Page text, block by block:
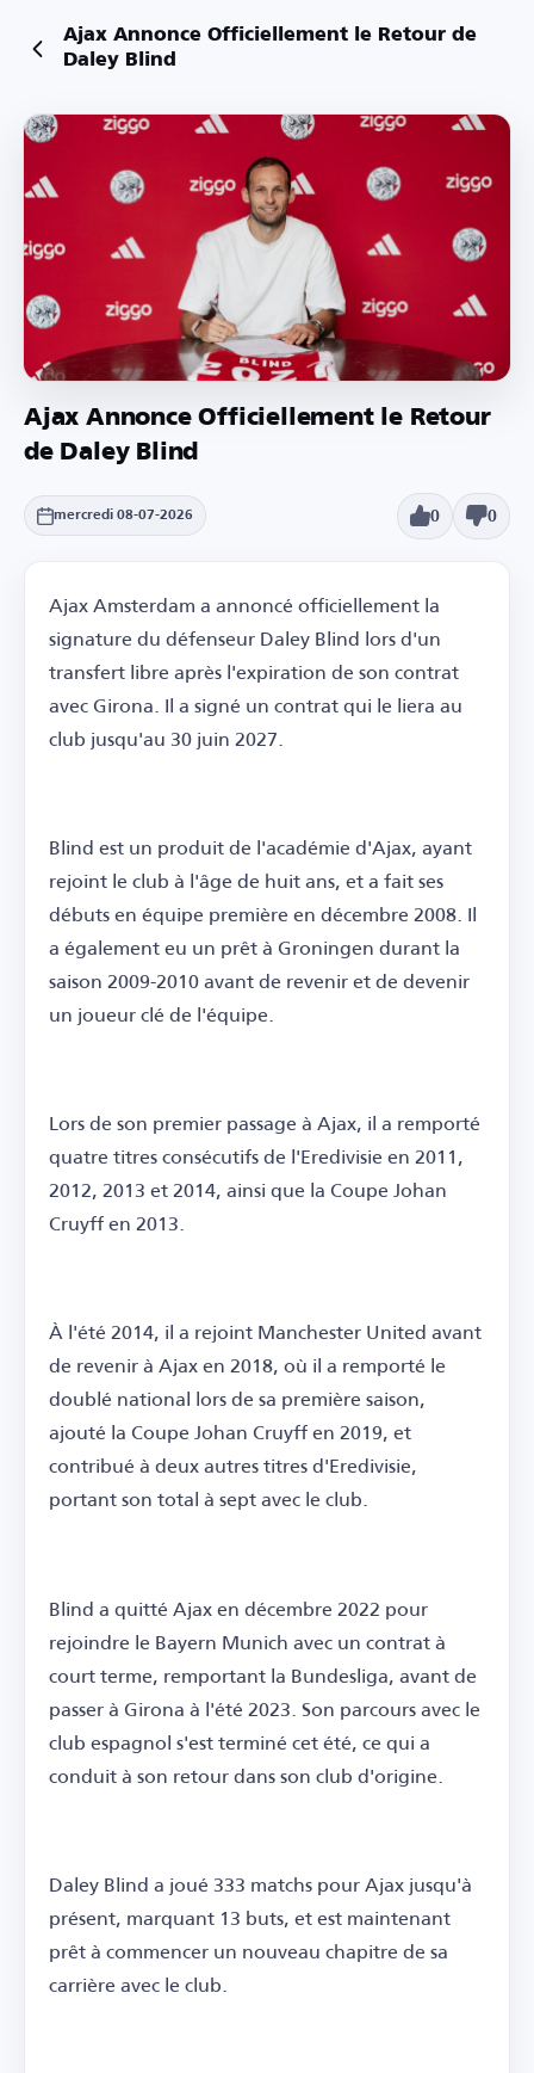
Ajax Annonce Officiellement le Retour de
Daley Blind
Ajax Annonce Officiellement le Retour
de Daley Blind
mercredi 08-07-2026 0 0
Ajax Amsterdam a annoncé officiellement la
signature du défenseur Daley Blind lors d'un
transfert libre après l'expiration de son contrat
avec Girona. Il a signé un contrat qui le liera au
club jusqu'au 30 juin 2027.
Blind est un produit de l'académie d'Ajax, ayant
rejoint le club à l'âge de huit ans, et a fait ses
débuts en équipe première en décembre 2008. Il
a également eu un prêt à Groningen durant la
saison 2009-2010 avant de revenir et de devenir
un joueur clé de l'équipe.
Lors de son premier passage à Ajax, il a remporté
quatre titres consécutifs de l'Eredivisie en 2011,
2012, 2013 et 2014, ainsi que la Coupe Johan
Cruyff en 2013.
À l'été 2014, il a rejoint Manchester United avant
de revenir à Ajax en 2018, où il a remporté le
doublé national lors de sa première saison,
ajouté la Coupe Johan Cruyff en 2019, et
contribué à deux autres titres d'Eredivisie,
portant son total à sept avec le club.
Blind a quitté Ajax en décembre 2022 pour
rejoindre le Bayern Munich avec un contrat à
court terme, remportant la Bundesliga, avant de
passer à Girona à l'été 2023. Son parcours avec le
club espagnol s'est terminé cet été, ce qui a
conduit à son retour dans son club d'origine.
Daley Blind a joué 333 matchs pour Ajax jusqu'à
présent, marquant 13 buts, et est maintenant
prêt à commencer un nouveau chapitre de sa
carrière avec le club.